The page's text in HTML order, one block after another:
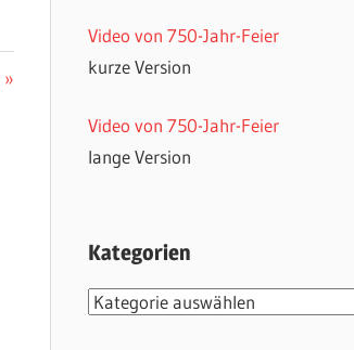
Video von 750-Jahr-Feier
kurze Version
Video von 750-Jahr-Feier
lange Version
Kategorien
Kategorien